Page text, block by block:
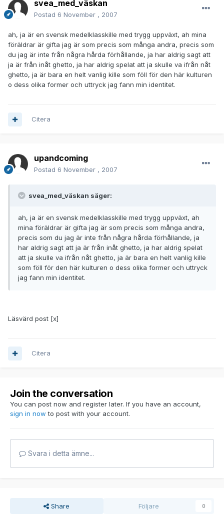
svea_med_väskan
Postad 6 November , 2007
ah, ja är en svensk medelklasskille med trygg uppväxt, ah mina
föräldrar är gifta jag är som precis som många andra, precis som
du jag är inte från några hårda förhållande, ja har aldrig sagt att
ja är från inåt ghetto, ja har aldrig spelat att ja skulle va ifrån nåt
ghetto, ja är bara en helt vanlig kille som föll för den här kulturen
o dess olika former och uttryck jag fann min identitet.
Citera
upandcoming
Postad 6 November , 2007
svea_med_väskan säger:
ah, ja är en svensk medelklasskille med trygg uppväxt, ah
mina föräldrar är gifta jag är som precis som många andra,
precis som du jag är inte från några hårda förhållande, ja
har aldrig sagt att ja är från inåt ghetto, ja har aldrig spelat
att ja skulle va ifrån nåt ghetto, ja är bara en helt vanlig kille
som föll för den här kulturen o dess olika former och uttryck
jag fann min identitet.
Läsvärd post [x]
Citera
Join the conversation
You can post now and register later. If you have an account,
sign in now to post with your account.
Svara i detta ämne...
Share Följare 0